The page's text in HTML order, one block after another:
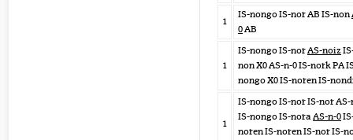
1
IS-nongo IS-nor AB IS-non
0AB
1
IS-nongo IS-norAS-noiz
non X0 AS-n-0 IS-nork PA
nongo X0 IS-noren IS-
1
IS-nongo IS-nor IS-nor AS-
IS-nongo IS-noraAS-n-0
noren IS-noren IS-nor IS-